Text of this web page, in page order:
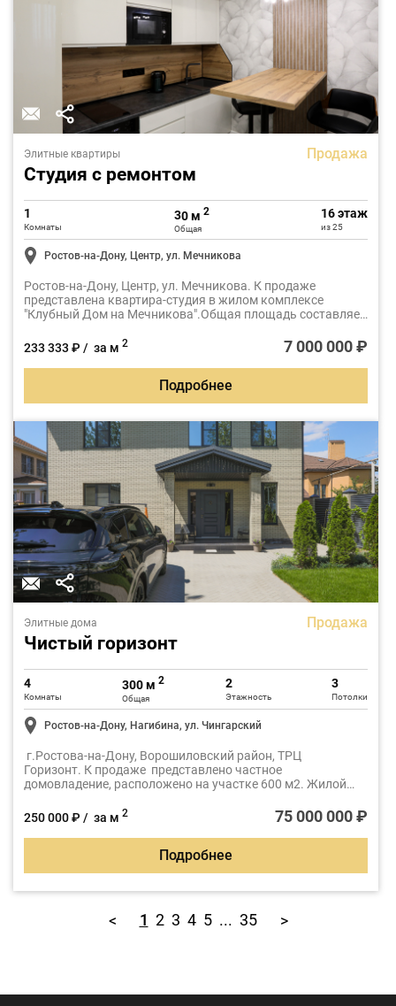
Элитные квартиры Продажа
Студия с ремонтом
1
Комнаты
30 м 2
Общая
16 этаж
из 25
Ростов-на-Дону, Центр, ул. Мечникова
Ростов-на-Дону, Центр, ул. Мечникова. К продаже
представлена квартира-студия в жилом комплексе
"Клубный Дом на Мечникова".Общая площадь составляет
233 333 ₽ / за м 2 7 000 000 ₽
Подробнее
Элитные дома Продажа
Чистый горизонт
4
Комнаты
300 м2
Общая
2
Этажность
3
Потолки
Ростов-на-Дону, Нагибина, ул. Чингарский
г.Ростова-на-Дону, Ворошиловский район, ТРЦ
Горизонт. К продаже представлено частное
домовладение, расположено на участке 600 м2. Жилой
гараж 36 м2. Год постpoйки 2023, архитектурно решён в
два уровня.
250 000 ₽ / за м 2 75 000 000 ₽
Подробнее
< 1 2 3 4 5 ... 35 >